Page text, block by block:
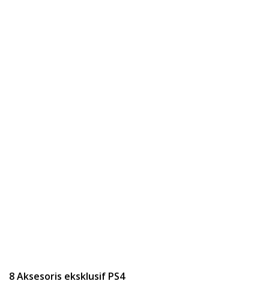
8 Aksesoris eksklusif PS4